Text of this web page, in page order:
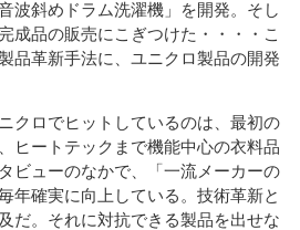
波斜めドラム洗濯機」を開発。そし
成品の販売にこぎつけた・・・・こ
品革新手法に、ユニクロ製品の開発
クロでヒットしているのは、最初の
ヒートテックまで機能中心の衣料品
ビューのなかで、「一流メーカーの
年確実に向上している。技術革新と
だ。それに対抗できる製品を出せな